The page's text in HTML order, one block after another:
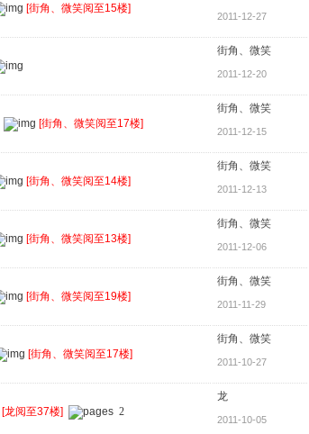
[街角、微笑阅至15楼]
2011-12-27
街角、微笑
2011-12-20
[街角、微笑阅至17楼]
街角、微笑
2011-12-15
[街角、微笑阅至14楼]
街角、微笑
2011-12-13
[街角、微笑阅至13楼]
街角、微笑
2011-12-06
[街角、微笑阅至19楼]
街角、微笑
2011-11-29
[街角、微笑阅至17楼]
街角、微笑
2011-10-27
[龙阅至37楼] 2
龙
2011-10-05